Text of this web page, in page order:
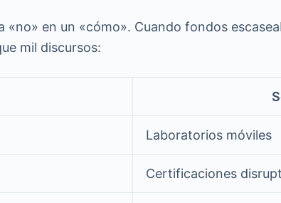
en un «cómo». Cuando fondos
mil discursos:
Laboratorios móviles
Certificaciones